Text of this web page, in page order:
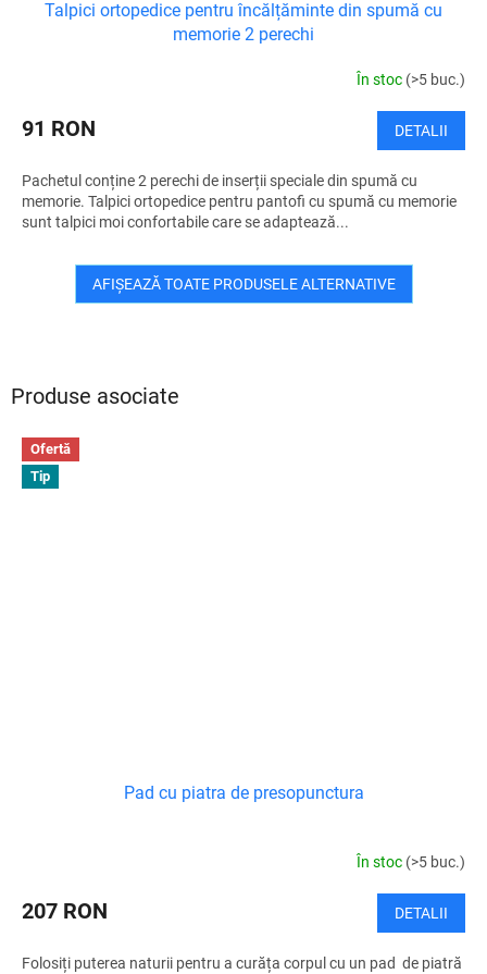
Produse asociate
Ofertă
Tip
Pad cu piatra de presopunctura
În stoc (>5 buc.)
207 RON DETALII
Folosiți puterea naturii pentru a curăța corpul cu un pad de piatră
Talpici ortopedice pentru încălțăminte din spumă cu
memorie 2 perechi
În stoc (>5 buc.)
91 RON DETALII
Pachetul conține 2 perechi de inserții speciale din spumă cu
memorie. Talpici ortopedice pentru pantofi cu spumă cu memorie
sunt talpici moi confortabile care se adaptează...
AFIŞEAZĂ TOATE PRODUSELE ALTERNATIVE